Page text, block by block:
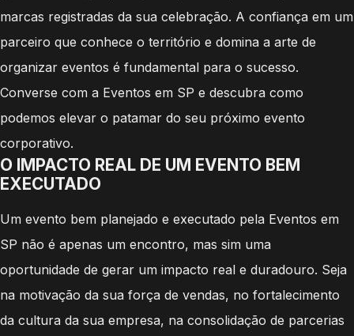
marcas registradas da sua celebração. A confiança em um
parceiro que conhece o território e domina a arte de
organizar eventos é fundamental para o sucesso.
Converse com a Eventos em SP e descubra como
podemos elevar o patamar do seu próximo evento
corporativo.
O IMPACTO REAL DE UM EVENTO BEM
EXECUTADO
Um evento bem planejado e executado pela Eventos em
SP não é apenas um encontro, mas sim uma
oportunidade de gerar um impacto real e duradouro. Seja
na motivação da sua força de vendas, no fortalecimento
da cultura da sua empresa, na consolidação de parcerias